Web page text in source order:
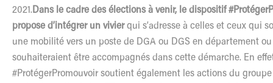
2021. Dans le cadre des élections à venir, le dispositif
propose d’intégrer un vivierqui s’adresse à celles et ceux qui
une mobilité vers un poste de DGA ou DGS en département
souhaiteraient être accompagnés dans cette démarche. En
#ProtégerPromouvoir soutient également les actions du